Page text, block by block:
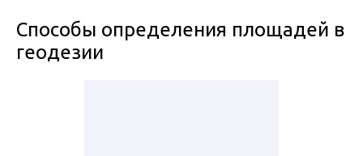
Cпособы определения площадей в
геодезии